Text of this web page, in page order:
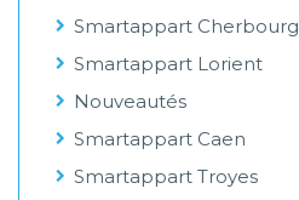
Smartappart Cherbourg
Smartappart Lorient
Nouveautés
Smartappart Caen
Smartappart Troyes